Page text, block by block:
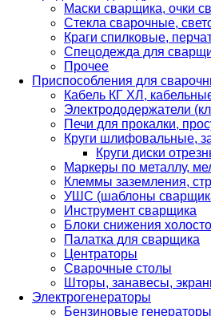
Маски сварщика, очки
Стекла сварочные,
Краги спилковые,
Спецодежда для
Прочее
Приспособления для
Кабель КГ ХЛ,
Электрододержатели
Печи для прокалки,
Круги шлифовальные,
Круги диски
Маркеры по металлу,
Клеммы заземления,
УШС (шаблоны
Инструмент сварщика
Блоки снижения
Палатка для сварщика
Центраторы
Сварочные столы
Шторы, занавесы,
Электрогенераторы
Бензиновые